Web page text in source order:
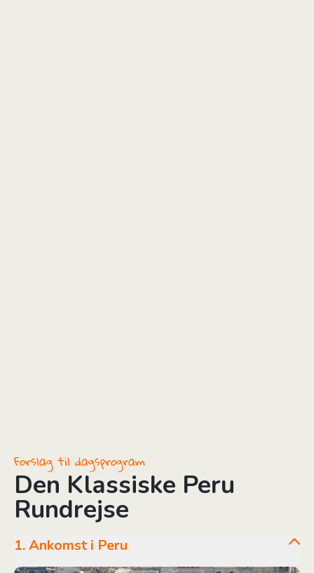
Forslag til dagsprogram
Den Klassiske Peru
Rundrejse
1. Ankomst i Peru